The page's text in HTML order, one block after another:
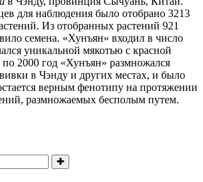
для наблюдения было отобрано 3213
Из отобранных растений 921
семена. «Хунъян» входил в число
уникальной мякотью с красной
2000 год «Хунъян» размножался
в Чэнду и других местах, и было
верным фенотипу на протяжении
размножаемых бесполым путем.